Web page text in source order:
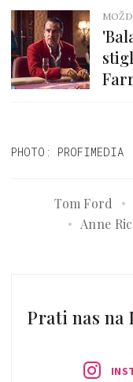
PHOTO: PROFIMEDIA
Tom Ford
Anne
Prati nas na